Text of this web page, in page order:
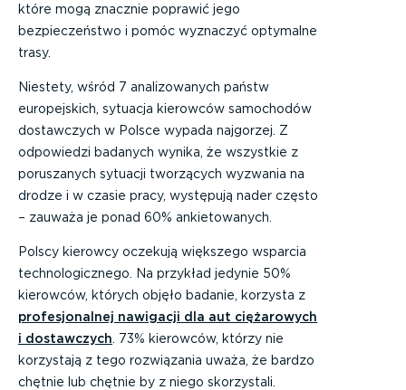
które mogą znacznie poprawić jego
bezpieczeństwo i pomóc wyznaczyć optymalne
trasy.
Niestety, wśród 7 analizowanych państw
europejskich, sytuacja kierowców samochodów
dostawczych w Polsce wypada najgorzej. Z
odpowiedzi badanych wynika, że wszystkie z
poruszanych sytuacji tworzących wyzwania na
drodze i w czasie pracy, występują nader często
– zauważa je ponad 60% ankietowanych.
Polscy kierowcy oczekują większego wsparcia
technologicznego. Na przykład jedynie 50%
kierowców, których objęło badanie, korzysta z
profesjonalnej nawigacji dla aut ciężarowych
i dostawczych . 73% kierowców, którzy nie
korzystają z tego rozwiązania uważa, że bardzo
chętnie lub chętnie by z niego skorzystali.